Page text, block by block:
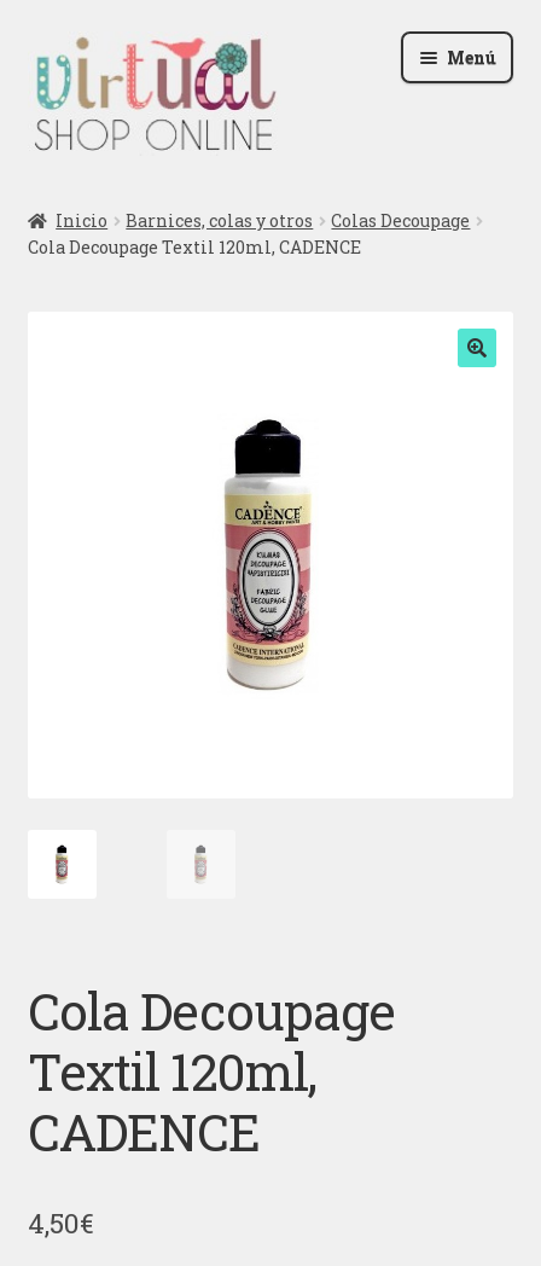
la
navegación
al
contenido
Menú
Podcast
Inicio Barnices, colas y otros
Colas Decoupage
Cola Decoupage Textil 120ml, CADENCE
Cola Decoupage
Textil 120ml,
CADENCE
4,50€